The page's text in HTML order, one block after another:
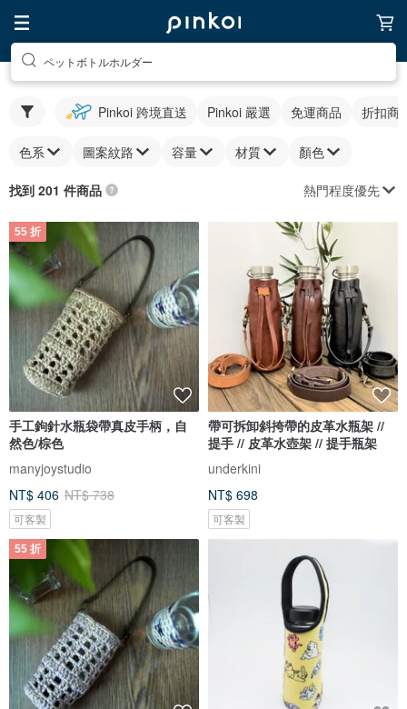
ペットボトルホルダー
Pinkoi 跨境直送 Pinkoi 嚴選 免運商品 折扣商
色系 圖案紋路 容量 材質 顏色
找到 201 件商品 熱門程度優先
55 折
手工鉤針水瓶袋帶真皮手柄，自
然色/棕色
manyjoystudio
NT$ 406 NT$ 738
可客製
帶可拆卸斜挎帶的皮革水瓶架 //
提手 // 皮革水壺架 // 提手瓶架
underkini
NT$ 698
可客製
55 折